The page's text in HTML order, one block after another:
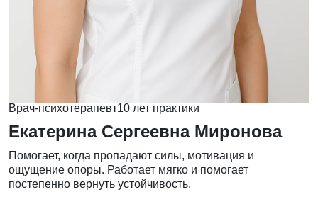
Врач-психотерапевт10 лет практики
Екатерина Сергеевна Миронова
Помогает, когда пропадают силы, мотивация и
ощущение опоры. Работает мягко и помогает
постепенно вернуть устойчивость.